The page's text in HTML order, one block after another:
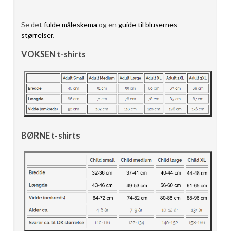
Se detfulde måleskema og enguide til blusernes
størrelser.
VOKSEN t-shirts
BØRNE t-shirts